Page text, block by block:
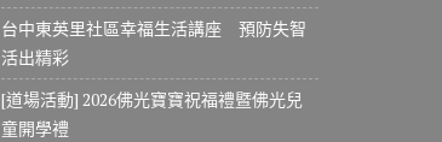
台中東英里社區幸福生活講座 預防失智
活出精彩
[道場活動] 2026佛光寶寶祝福禮暨佛光兒
童開學禮